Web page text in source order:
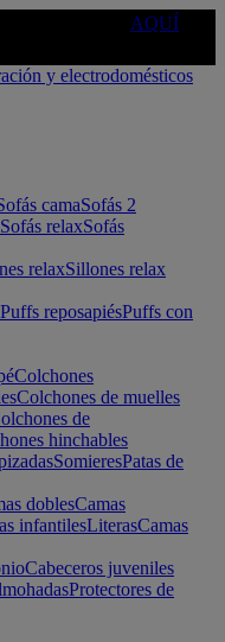
AQUÍ
camaSofás 2
Sofás relaxSofás
relaxSillones relax
Puffs reposapiésPuffs con
Colchones
Colchones de muelles
de
hinchables
SomieresPatas de
doblesCamas
infantilesLiterasCamas
Cabeceros juveniles
Protectores de